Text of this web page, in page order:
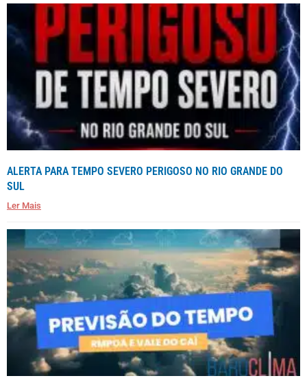
ALERTA PARA TEMPO SEVERO PERIGOSO NO RIO GRANDE DO
SUL
Ler Mais